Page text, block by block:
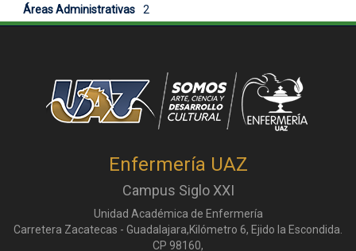
Áreas Administrativas
2
Enfermería UAZ
Campus Siglo XXI
Unidad Académica de Enfermería
Carretera Zacatecas - Guadalajara,Kilómetro 6, Ejido la Escondida.
CP 98160,